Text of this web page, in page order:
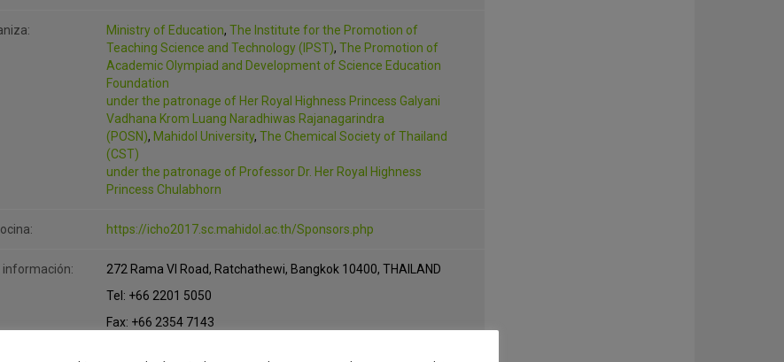
Ministry of Education, The Institute for the Promotion of
Teaching Science and Technology (IPST), The Promotion of
Academic Olympiad and Development of Science Education
Foundation
under the patronage of Her Royal Highness Princess Galyani
Vadhana Krom Luang Naradhiwas Rajanagarindra
(POSN), Mahidol University, The Chemical Society of Thailand
(CST)
under the patronage of Professor Dr. Her Royal Highness
Princess Chulabhorn
https://icho2017.sc.mahidol.ac.th/Sponsors.php
información:
272 Rama VI Road, Ratchathewi, Bangkok 10400, THAILAND
Tel: +66 2201 5050
Fax: +66 2354 7143